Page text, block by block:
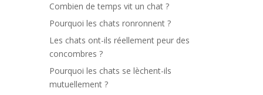
Combien de temps vit un chat ?
Pourquoi les chats ronronnent ?
Les chats ont-ils réellement peur des
concombres ?
Pourquoi les chats se lèchent-ils
mutuellement ?